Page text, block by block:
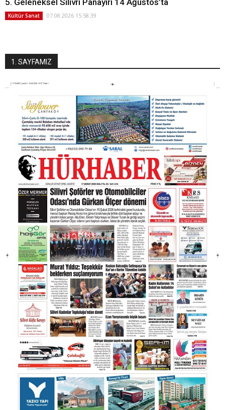
5. Geleneksel Silivri Panayırı 14 Ağustos’ta
Kültür Sanat 07.08.2026 15:58:39
1. SAYFAMIZ